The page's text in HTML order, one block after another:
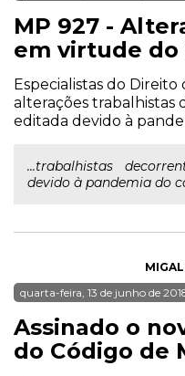
MP 927 -
em virtude do
Especialistas do
alterações trabalhistas
editada devido à
...trabalhistas
devido à pandemia do
quarta-feira, 13 de junho de
Assinado o
do Código de